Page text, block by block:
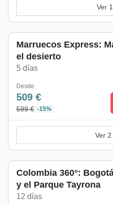
Ver
Marruecos Express:
el desierto
5 días
Desde
509 €
599 € -15%
Ver
Colombia 360°:
y el Parque Tayrona
12 días